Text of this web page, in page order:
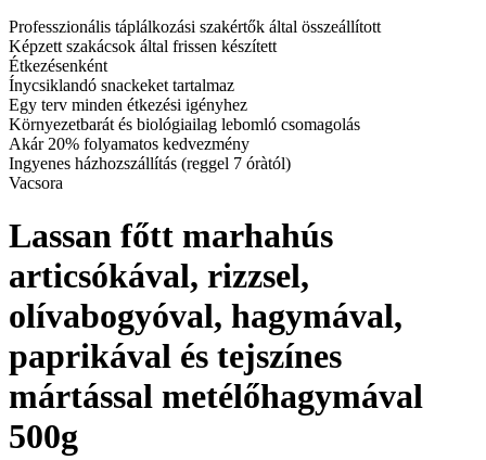
Professzionális táplálkozási szakértők által összeállított
Képzett szakácsok által frissen készített
Étkezésenként
Ínycsiklandó snackeket tartalmaz
Egy terv minden étkezési igényhez
Környezetbarát és biológiailag lebomló csomagolás
Akár 20% folyamatos kedvezmény
Ingyenes házhozszállítás (reggel 7 óràtól)
Vacsora
Lassan főtt marhahús
articsókával, rizzsel,
olívabogyóval, hagymával,
paprikával és tejszínes
mártással metélőhagymával
500g